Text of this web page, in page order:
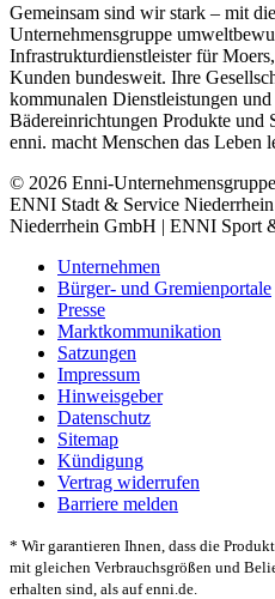
Gemeinsam sind wir stark – mit
Unternehmensgruppe
Infrastrukturdienstleister für
Kunden bundesweit. Ihre
kommunalen Dienstleistungen
Bädereinrichtungen Produkte und
enni. macht Menschen das Leben
© 2026 Enni-
ENNI Stadt & Service
Niederrhein GmbH | ENNI Sport
Unternehmen
Bürger- und Gremienportale
Presse
Marktkommunikation
Satzungen
Impressum
Hinweisgeber
Datenschutz
Sitemap
Kündigung
Vertrag widerrufen
Barriere melden
* Wir garantieren Ihnen, dass die
mit gleichen Verbrauchsgrößen und
erhalten sind, als auf enni.de.